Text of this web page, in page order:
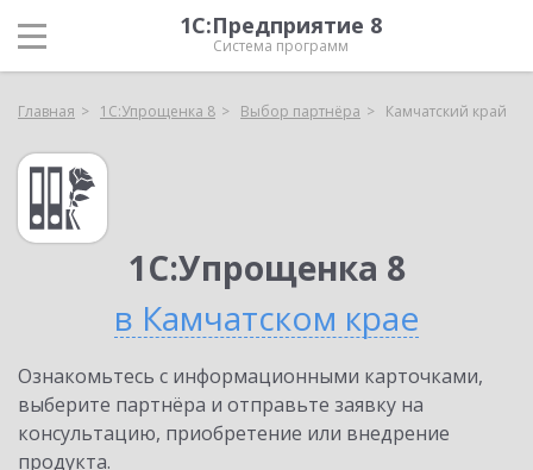
1С:Предприятие 8
Система программ
Главная 1С:Упрощенка 8 Выбор партнёра Камчатский край
1С:Упрощенка 8
в Камчатском крае
Ознакомьтесь с информационными карточками,
выберите партнёра и отправьте заявку на
консультацию, приобретение или внедрение
продукта.